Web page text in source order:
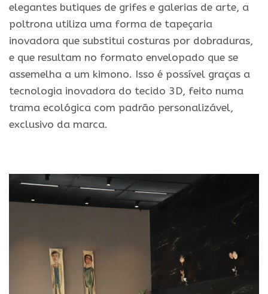
elegantes butiques de grifes e galerias de arte, a
poltrona utiliza uma forma de tapeçaria
inovadora que substitui costuras por dobraduras,
e que resultam no formato envelopado que se
assemelha a um kimono. Isso é possível graças a
tecnologia inovadora do tecido 3D, feito numa
trama ecológica com padrão personalizável,
exclusivo da marca.